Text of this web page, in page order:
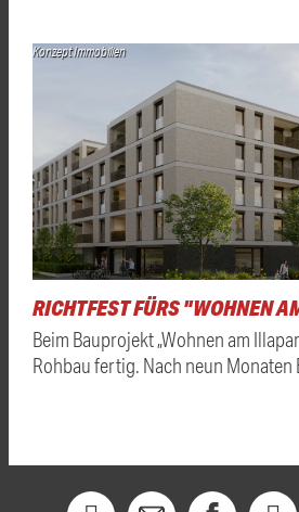
Konzept Immobilien
RICHTFEST FÜRS "WOHNEN
Beim Bauprojekt „Wohnen am
Rohbau fertig. Nach neun